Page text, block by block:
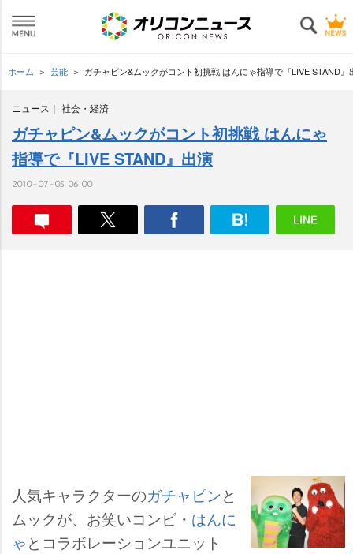
ホーム 芸能 ガチャピン&ムックがコント初挑戦 はんにゃ指導で『LIVE STAND』
ニュース 社会・経済
ガチャピン&ムックがコント初挑戦 はんにゃ
指導で『LIVE STAND』出演
2010-07-05 06:00
人気キャラクターのガチャピンと
ムックが、お笑いコンビ・ はんに
ゃとコラボレーションユニット